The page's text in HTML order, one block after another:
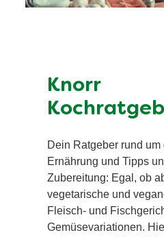
Knorr
Dein Ratgeber rund um
Ernährung und Tipps
Zubereitung: Egal, ob
vegetarische und
Fleisch- und
Gemüsevariationen.